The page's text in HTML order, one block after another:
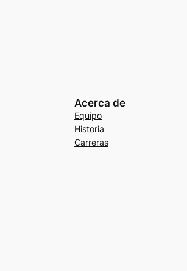
Acerca de
Equipo
Historia
Carreras